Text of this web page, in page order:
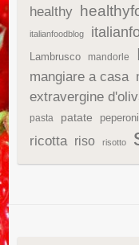
healthy
italianfoodblog
Lambrusco mandorle
mangiare a casa
extravergine
pasta patate peperoni
ricotta riso risotto